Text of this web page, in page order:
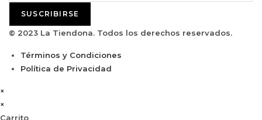
SUSCRIBIRSE
© 2023 La Tiendona. Todos los derechos reservados.
Términos y Condiciones
Política de Privacidad
×
×
Carrito